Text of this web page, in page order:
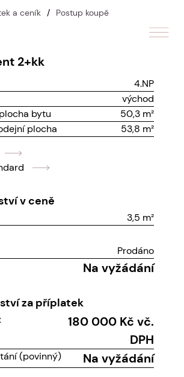
a ceník / Postup koupě
2+kk
4.NP
východ
bytu
50,3 m²
plocha
53,8 m²
v ceně
3,5 m²
Prodáno
Na vyžádání
za příplatek
180 000 Kč vč.
DPH
(povinný) Na vyžádání